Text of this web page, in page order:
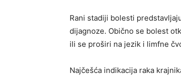
Rani stadiji bolesti
dijagnoze. Obično se bolest
ili se proširi na jezik i limfne
Najčešća indikacija raka